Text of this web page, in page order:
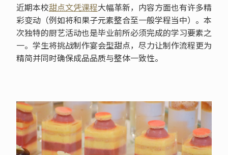
近期本校甜点文凭课程大幅革新，内容方面也有许多精
彩变动（例如将和果子元素整合至一般学程当中）。本
次独特的厨艺活动也是毕业前所必须完成的学习要素之
一。学生将挑战制作宴会型甜点，尽力让制作流程更为
精简并同时确保成品品质与整体一致性。